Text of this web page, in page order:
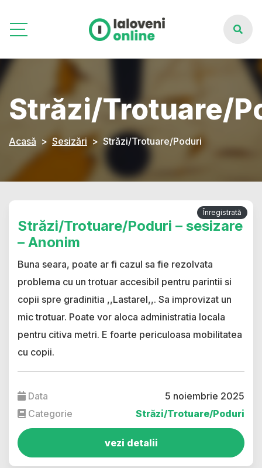
Străzi/Trotuare/
Acasă Sesizări Străzi/Trotuare/Poduri
Înregistrată
Străzi/Trotuare/Poduri – sesizare
– Anonim
Buna seara, poate ar fi cazul sa fie rezolvata
problema cu un trotuar accesibil pentru parintii si
copii spre gradinitia ,,Lastarel,,. Sa improvizat un
mic trotuar. Poate vor aloca administratia locala
pentru citiva metri. E foarte periculoasa mobilitatea
cu copii.
Data
5 noiembrie 2025
Categorie
Străzi/Trotuare/Poduri
vezi detalii